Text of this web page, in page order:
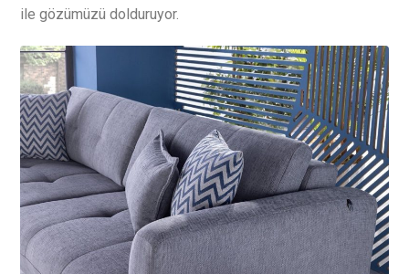
ile gözümüzü dolduruyor.